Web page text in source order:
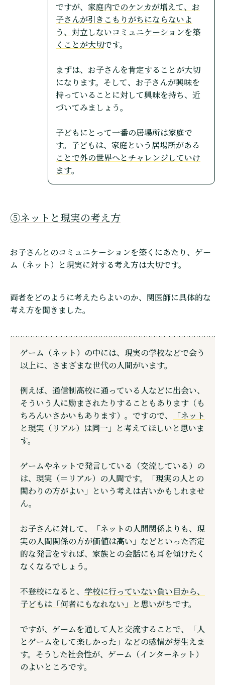
ですが、 家庭内でのケンカが増えて、お
子さんが引きこもりがちにならないよ
う、対立しないコミュニケーションを築
くことが大切です。
まずは、お子さんを肯定することが大切
になります。そして、お子さんが興味を
持っていることに対して興味を持ち、近
づいてみましょう。
子どもにとって一番の居場所は家庭で
す。 子どもは、家庭という居場所がある
ことで外の世界へとチャレンジしていけ
ます。
⑤ネットと現実の考え方
お子さんとのコミュニケーションを築くにあたり、ゲー
ム（ネット）と現実に対する考え方は大切です。
両者をどのように考えたらよいのか、関医師に具体的な
考え方を聞きました。
ゲーム（ネット）の中には、現実の学校などで会う
以上に、さまざまな世代の人間がいます。
例えば、通信制高校に通っている人などに出会い、
そういう人に励まされたりすることもあります（も
ちろんいさかいもあります）。ですので、
「ネット
と現実（リアル）は同一」と考えてほしいと思いま
す。
ゲームやネットで発言している（交流している）の
は、現実（＝リアル）の人間です。「現実の人との
関わりの方がよい」という考えは古いかもしれませ
ん。
お子さんに対して、「ネットの人間関係よりも、現
実の人間関係の方が価値は高い」などといった否定
的な発言をすれば、家族との会話にも耳を傾けたく
なくなるでしょう。
不登校になると、 学校に行っていない負い目から、
子どもは「何者にもなれない」と思いがちです。
ですが、ゲームを通して人と交流することで、「人
とゲームをして楽しかった」などの感情が芽生えま
す。そうした社会性が、ゲーム（インターネット）
のよいところです。